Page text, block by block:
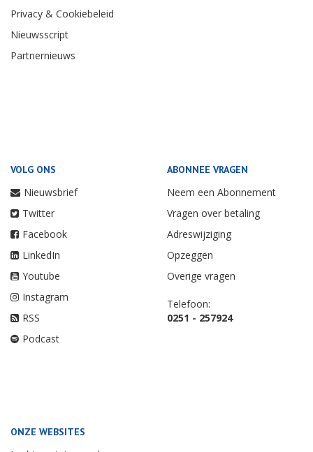
Privacy & Cookiebeleid
Nieuwsscript
Partnernieuws
VOLG ONS
Nieuwsbrief
Twitter
Facebook
LinkedIn
Youtube
Instagram
RSS
Podcast
ABONNEE VRAGEN
Neem een Abonnement
Vragen over betaling
Adreswijziging
Opzeggen
Overige vragen
Telefoon:
0251 - 257924
ONZE WEBSITES